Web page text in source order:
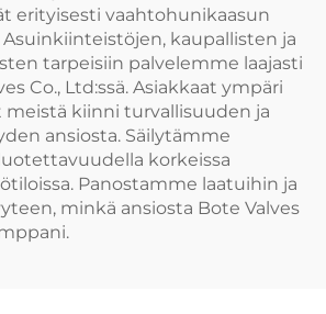
erityisesti vaahtohunikaasun
kaupallisten ja
tarpeisiin palvelemme laajasti
Co., Ltd:ssä. Asiakkaat ympäri
meistä kiinni turvallisuuden ja
ansiosta. Säilytämme
korkeissa
Panostamme laatuihin ja
minkä ansiosta Bote Valves